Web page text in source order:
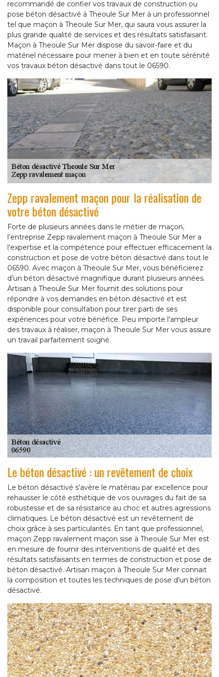
recommandé de confier vos travaux de construction ou
pose béton désactivé à Theoule Sur Mer à un professionnel
tel que maçon à Theoule Sur Mer, qui saura vous assurer la
plus grande qualité de services et des résultats satisfaisant.
Maçon à Theoule Sur Mer dispose du savoir-faire et du
matériel nécessaire pour mener à bien et en toute sérénité
vos travaux béton désactivé dans tout le 06590.
Zepp ravalement maçon pour la réalisation de
votre béton désactivé
Forte de plusieurs années dans le métier de maçon,
l’entreprise Zepp ravalement maçon à Theoule Sur Mer a
l’expertise et la compétence pour effectuer efficacement la
construction et pose de votre béton désactivé dans tout le
06590. Avec maçon à Theoule Sur Mer, vous bénéficierez
d’un béton désactivé magnifique durant plusieurs années.
Artisan à Theoule Sur Mer fournit des solutions pour
répondre à vos demandes en béton désactivé et est
disponible pour consultation pour tirer parti de ses
expériences pour votre bénéfice. Peu importe l'ampleur
des travaux à réaliser, maçon à Theoule Sur Mer vous assure
un travail parfaitement soigné.
Le béton désactivé : un revêtement de choix
Le béton désactivé s’avère le matériau par excellence pour
rehausser le côté esthétique de vos ouvrages du fait de sa
robustesse et de sa résistance au choc et autres agressions
climatiques. Le béton désactivé est un revêtement de
choix grâce à ses particularités. En tant que professionnel,
maçon Zepp ravalement maçon sise à Theoule Sur Mer est
en mesure de fournir des interventions de qualité et des
résultats satisfaisants en termes de construction et pose de
béton désactivé. Artisan maçon à Theoule Sur Mer connait
la composition et toutes les techniques de pose d’un béton
désactivé.